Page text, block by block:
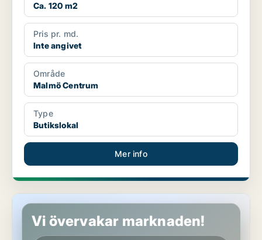
Ca. 120 m2
Pris pr. md.
Inte angivet
Område
Malmö Centrum
Type
Butikslokal
Mer info
Butikslokal i Malmö Centrum
Vi övervakar marknaden!